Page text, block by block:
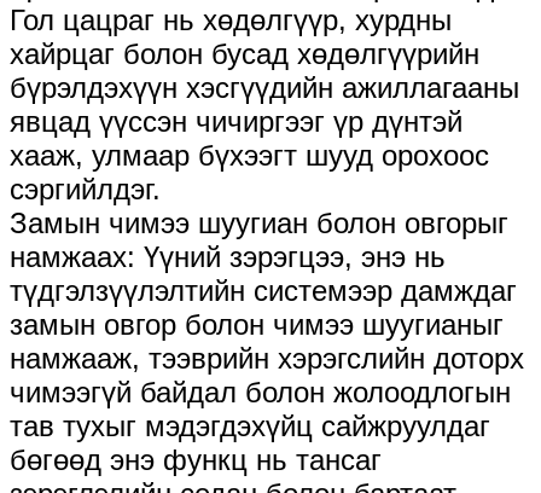
Гол цацраг нь хөдөлгүүр, хурдны
хайрцаг болон бусад хөдөлгүүрийн
бүрэлдэхүүн хэсгүүдийн ажиллагааны
явцад үүссэн чичиргээг үр дүнтэй
хааж, улмаар бүхээгт шууд орохоос
сэргийлдэг.
Замын чимээ шуугиан болон овгорыг
намжаах: Үүний зэрэгцээ, энэ нь
түдгэлзүүлэлтийн системээр дамждаг
замын овгор болон чимээ шуугианыг
намжааж, тээврийн хэрэгслийн доторх
чимээгүй байдал болон жолоодлогын
тав тухыг мэдэгдэхүйц сайжруулдаг
бөгөөд энэ функц нь тансаг